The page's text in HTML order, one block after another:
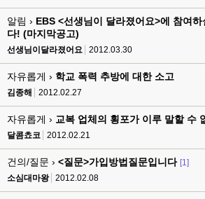
알림 › EBS <선생님이 달라졌어요>에 참여하
다! (마지막공고)
선생님이달라졌어요 2012.03.30
자유롭게 › 학교 폭력 추방에 대한 소고
김종해 2012.02.27
자유롭게 › 교복 업체의 횡포가 이루 말할 수
달콤쵸코 2012.02.21
건의/질문 › <질문>가입방법질문입니다 [1]
소심대마왕
2012.02.08